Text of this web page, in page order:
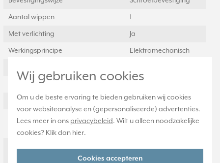
Wij gebruiken cookies
Om u de beste ervaring te bieden gebruiken wij cookies
voor websiteanalyse en (gepersonaliseerde) advertenties.
Lees meer in ons privacybeleid. Wilt u alleen noodzakelijke
cookies? Klik dan hier.
Cookies accepteren
Aantal wippen 1
Met verlichting Ja
Werkingsprincipe Elektromechanisch
Met lichtbron
Transparant Nee
Geschikt voor
beschermingsgraad (IP)
IP20